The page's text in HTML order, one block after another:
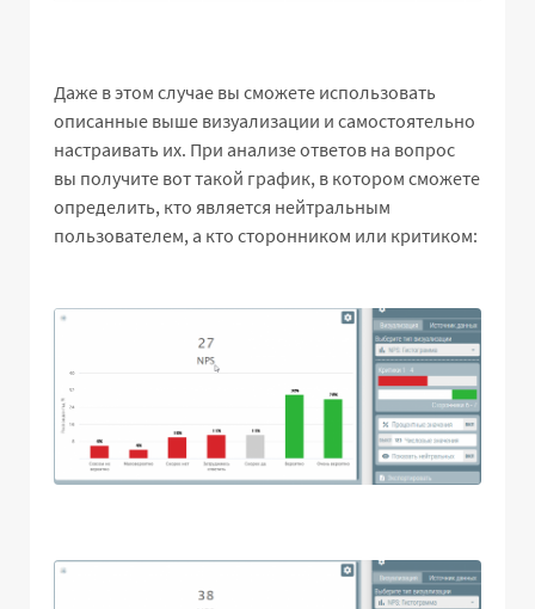
Даже в этом случае вы сможете использовать
описанные выше визуализации и самостоятельно
настраивать их. При анализе ответов на вопрос
вы получите вот такой график, в котором сможете
определить, кто является нейтральным
пользователем, а кто сторонником или критиком: